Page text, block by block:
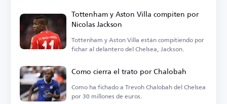
Tottenham y Aston Villa compiten por
Nicolas Jackson
Tottenham y Aston Villa están compitiendo por
fichar al delantero del Chelsea, Jackson.
Como cierra el trato por Chalobah
Como ha fichado a Trevoh Chalobah del Chelsea
por 30 millones de euros.